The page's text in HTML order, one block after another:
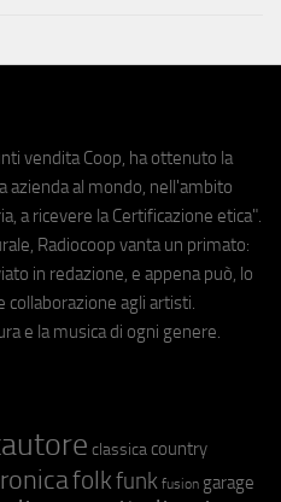
vendita Coop, ha ottenuto la
azienda al mondo, nell'ambito
a ricevere la Certificazione etica".
Radiocoop vanta un primato:
in redazione, e appena può, lo
collaborazione agli artisti.
e la musica di ogni genere.
classica country
folkfunk fusion garage